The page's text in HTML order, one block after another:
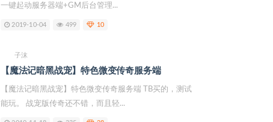
一键起动服务器端+GM后台管理...
2019-10-04 499 10
子沫
【魔法记暗黑战宠】特色微变传奇服务端
【魔法记暗黑战宠】特色微变传奇服务端 TB买的，测试
能玩。 战宠版传奇还不错，而且轻...